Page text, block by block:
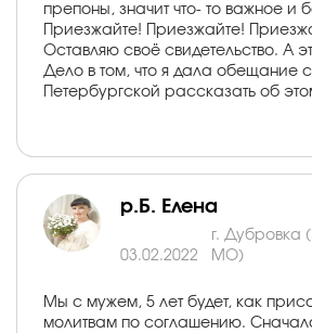
препоны, значит что- то важное и
Приезжайте! Приезжайте!
Оставляю своё свидетельство. А
Дело в том, что я дала обещание
Петербургской рассказать об
р.Б. Елена
03.02.2022
г. Дубровка
МО)
Мы с мужем, 5 лет будет, как
молитвам по соглашению.